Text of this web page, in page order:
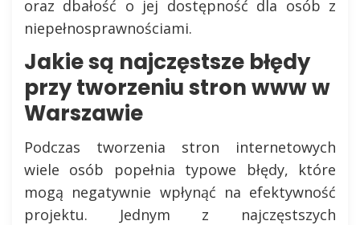
oraz dbałość o jej dostępność dla osób z
niepełnosprawnościami.
Jakie są najczęstsze błędy
przy tworzeniu stron www w
Warszawie
Podczas tworzenia stron internetowych
wiele osób popełnia typowe błędy, które
mogą negatywnie wpłynąć na efektywność
projektu. Jednym z najczęstszych